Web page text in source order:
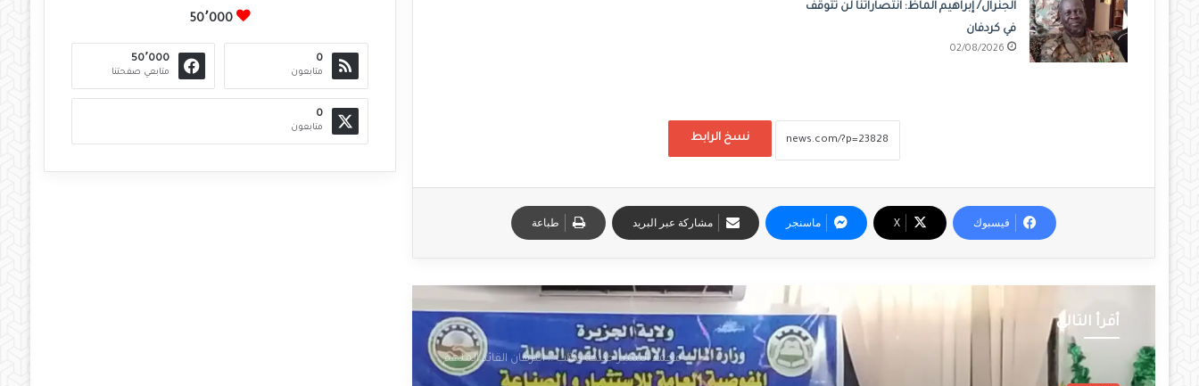
الجنرال/ إبراهيم الماظ: انتصاراتنا لن تتوقف
في كردفان
02/08/2026
نسخ الرابط
فيسبوك ‫X ماسنجر مشاركة عبر البريد طباعة
أقرأ التالي
محمد البشير حنبكة يكتب .. البرهان القائد الملهم
50٬000
0
متابعون
50٬000
متابعي صفحتنا
0
متابعون